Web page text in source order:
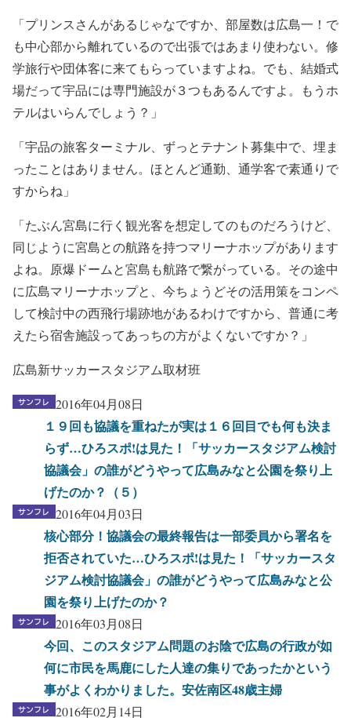
「プリンスさんがあるじゃなですか、部屋数は広島一！で
も中心部から離れているので出張ではあまり使わない。修
学旅行や団体客に来てもらっていますよね。でも、結婚式
場だって宇品には専門施設が３つもあるんですよ。もうホ
テルはいらんでしょう？」
「宇品の旅客ターミナル、ずっとテナント募集中で、埋ま
ったことはありません。ほとんど通勤、通学客で素通りで
すからね」
「たぶん宮島に行く観光客を想定してのものだろうけど、
同じように宮島との航路を持つマリーナホップがあります
よね。原爆ドームと宮島も航路で繋がっている。その途中
に広島マリーナホップと、今ちょうどその活用策をコンペ
して検討中の西飛行場跡地があるわけですから、普通に考
えたら宿舎施設ってあっちの方がよくないですか？」
広島新サッカースタジアム取材班
2016年04月08日
１９回も協議を重ねたが実は１６回目でも何も決ま
らず…ひろスポ!は見た！「サッカースタジアム検討
協議会」の誰がどうやって広島みなと公園を祭り上
げたのか？（５）
2016年04月03日
核心部分！協議会の最終報告は一部委員から署名を
拒否されていた…ひろスポ!は見た！「サッカースタ
ジアム検討協議会」の誰がどうやって広島みなと公
園を祭り上げたのか？
2016年03月08日
今回、このスタジアム問題のお陰で広島の行政が如
何に市民を馬鹿にした人達の集りであったかという
事がよくわかりました。安佐南区48歳主婦
2016年02月14日